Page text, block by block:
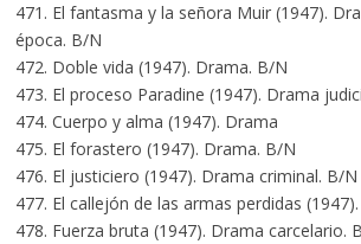
471. El fantasma y la señora Muir (1947).
época. B/N
472. Doble vida (1947). Drama. B/N
473. El proceso Paradine (1947). Drama
474. Cuerpo y alma (1947). Drama
475. El forastero (1947). Drama. B/N
476. El justiciero (1947). Drama criminal. B/N
477. El callejón de las armas perdidas
478. Fuerza bruta (1947). Drama carcelario.